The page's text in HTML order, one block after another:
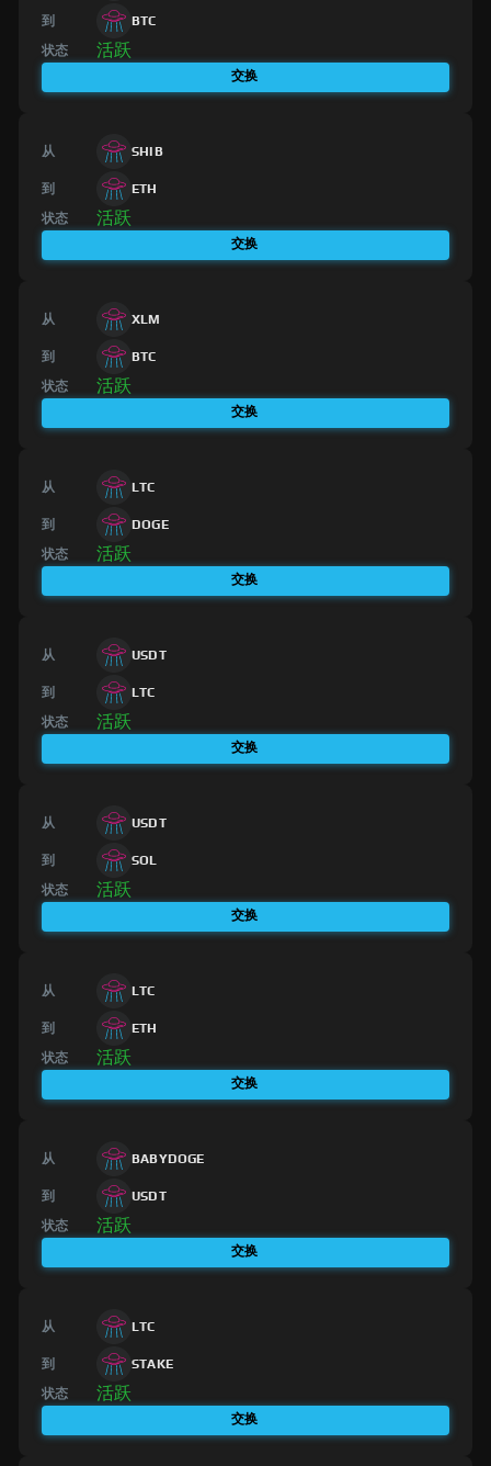
到 BTC
状态 活跃
交换
从 SHIB
到 ETH
状态 活跃
交换
从 XLM
到 BTC
状态 活跃
交换
从 LTC
到 DOGE
状态 活跃
交换
从 USDT
到 LTC
状态 活跃
交换
从 USDT
到 SOL
状态 活跃
交换
从 LTC
到 ETH
状态 活跃
交换
从 BABYDOGE
到 USDT
状态 活跃
交换
从 LTC
到 STAKE
状态 活跃
交换